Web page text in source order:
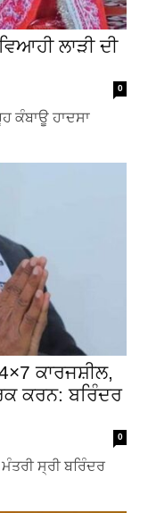
ਲਾੜੀ ਦੀ
0
ਕੰਬਾਊ ਹਾਦਸਾ
ਕਾਰਜਸ਼ੀਲ,
ਕਰਨ: ਬਰਿੰਦਰ
0
ਸ੍ਰੀ ਬਰਿੰਦਰ